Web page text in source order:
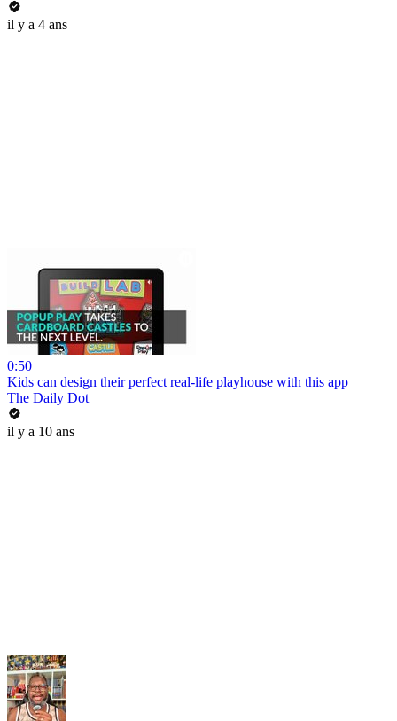
il y a 4 ans
0:50
Kids can design their perfect real-life playhouse with this app
The Daily Dot
il y a 10 ans